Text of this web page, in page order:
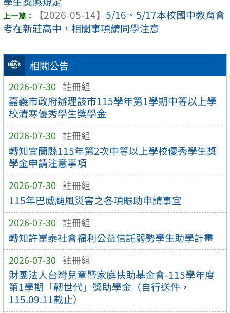
相關公告
2026-07-30 註冊組
嘉義市政府辦理該市115學年第1學期中等以上學
校清寒優秀學生獎學金
2026-07-30 註冊組
轉知宜蘭縣115年第2次中等以上學校優秀學生獎
學金申請注意事項
2026-07-30 註冊組
115年巴威颱風災害之各項賑助申請事宜
2026-07-30 註冊組
轉知許崑泰社會福利公益信託弱勢學生助學計畫
2026-07-30 註冊組
財團法人台灣兒童暨家庭扶助基金會-115學年度
第1學期「韌世代」獎助學金（自行送件，
115.09.11截止）
【2026-05-14】 5/16、5/17本校國中教育會
考在新莊高中，相關事項請同學注意